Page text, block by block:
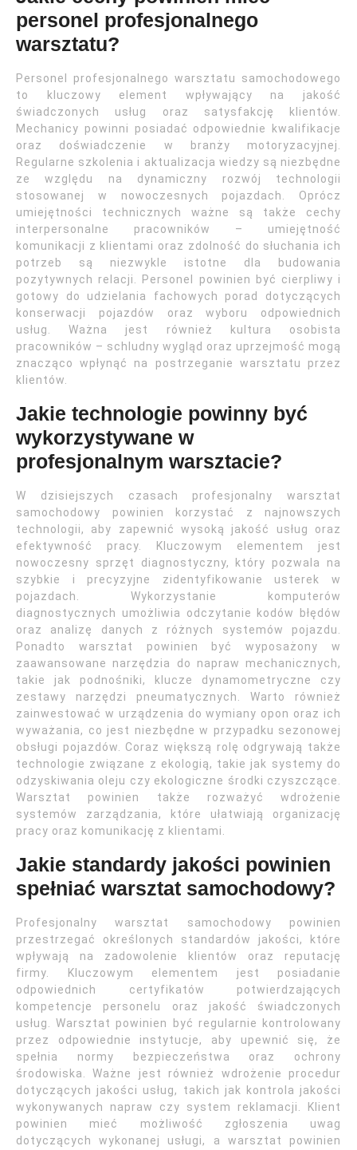
personel profesjonalnego
warsztatu?
Personel profesjonalnego warsztatu samochodowego
to kluczowy element wpływający na jakość
świadczonych usług oraz satysfakcję klientów.
Mechanicy powinni posiadać odpowiednie kwalifikacje
oraz doświadczenie w branży motoryzacyjnej.
Regularne szkolenia i aktualizacja wiedzy są niezbędne
ze względu na dynamiczny rozwój technologii
stosowanej w nowoczesnych pojazdach. Oprócz
umiejętności technicznych ważne są także cechy
interpersonalne pracowników – umiejętność
komunikacji z klientami oraz zdolność do słuchania ich
potrzeb są niezwykle istotne dla budowania
pozytywnych relacji. Personel powinien być cierpliwy i
gotowy do udzielania fachowych porad dotyczących
konserwacji pojazdów oraz wyboru odpowiednich
usług. Ważna jest również kultura osobista
pracowników – schludny wygląd oraz uprzejmość mogą
znacząco wpłynąć na postrzeganie warsztatu przez
klientów.
Jakie technologie powinny być
wykorzystywane w
profesjonalnym warsztacie?
W dzisiejszych czasach profesjonalny warsztat
samochodowy powinien korzystać z najnowszych
technologii, aby zapewnić wysoką jakość usług oraz
efektywność pracy. Kluczowym elementem jest
nowoczesny sprzęt diagnostyczny, który pozwala na
szybkie i precyzyjne zidentyfikowanie usterek w
pojazdach. Wykorzystanie komputerów
diagnostycznych umożliwia odczytanie kodów błędów
oraz analizę danych z różnych systemów pojazdu.
Ponadto warsztat powinien być wyposażony w
zaawansowane narzędzia do napraw mechanicznych,
takie jak podnośniki, klucze dynamometryczne czy
zestawy narzędzi pneumatycznych. Warto również
zainwestować w urządzenia do wymiany opon oraz ich
wyważania, co jest niezbędne w przypadku sezonowej
obsługi pojazdów. Coraz większą rolę odgrywają także
technologie związane z ekologią, takie jak systemy do
odzyskiwania oleju czy ekologiczne środki czyszczące.
Warsztat powinien także rozważyć wdrożenie
systemów zarządzania, które ułatwiają organizację
pracy oraz komunikację z klientami.
Jakie standardy jakości powinien
spełniać warsztat samochodowy?
Profesjonalny warsztat samochodowy powinien
przestrzegać określonych standardów jakości, które
wpływają na zadowolenie klientów oraz reputację
firmy. Kluczowym elementem jest posiadanie
odpowiednich certyfikatów potwierdzających
kompetencje personelu oraz jakość świadczonych
usług. Warsztat powinien być regularnie kontrolowany
przez odpowiednie instytucje, aby upewnić się, że
spełnia normy bezpieczeństwa oraz ochrony
środowiska. Ważne jest również wdrożenie procedur
dotyczących jakości usług, takich jak kontrola jakości
wykonywanych napraw czy system reklamacji. Klient
powinien mieć możliwość zgłoszenia uwag
dotyczących wykonanej usługi, a warsztat powinien